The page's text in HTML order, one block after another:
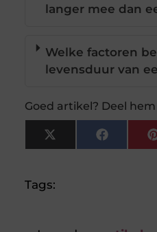
langer mee dan
Welke factoren
levensduur van
Goed artikel? Deel
X
(Twitter)
Tags: